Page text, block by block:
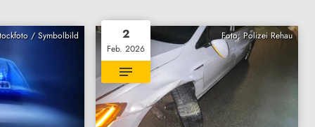
/ Symbolbild Foto: Polizei Rehau
2
Feb. 2026